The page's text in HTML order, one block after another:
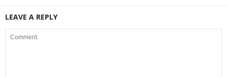
LEAVE A REPLY